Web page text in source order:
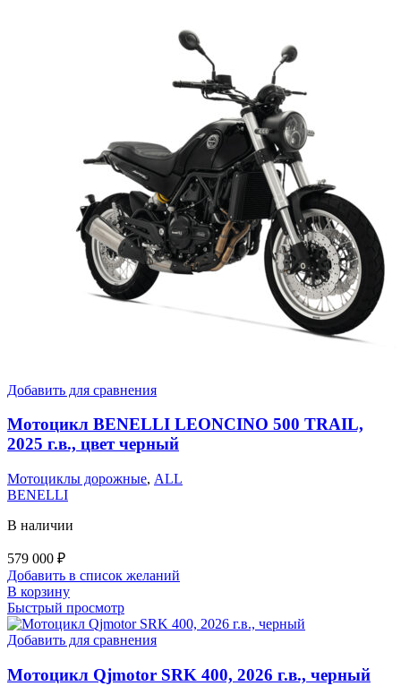
Добавить для сравнения
Мотоцикл BENELLI LEONCINO 500 TRAIL,
2025 г.в., цвет черный
Мотоциклы дорожные, ALL
BENELLI
В наличии
579 000 ₽
Добавить в список желаний
В корзину
Быстрый просмотр
Добавить для сравнения
Мотоцикл Qjmotor SRK 400, 2026 г.в., черный